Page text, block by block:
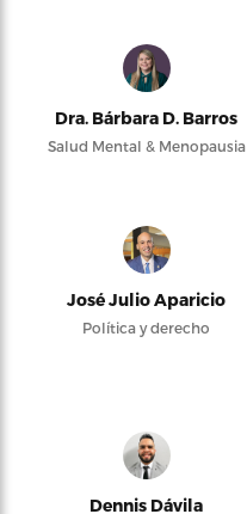
Dra. Bárbara D. Barros
Salud Mental & Menopausia
José Julio Aparicio
Política y derecho
Dennis Dávila